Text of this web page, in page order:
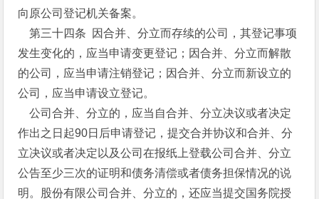
向原公司登记机关备案。
第三十四条 因合并、分立而存续的公司，其登记事项
发生变化的，应当申请变更登记；因合并、分立而解散
的公司，应当申请注销登记；因合并、分立而新设立的
公司，应当申请设立登记。
公司合并、分立的，应当自合并、分立决议或者决定
作出之日起90日后申请登记，提交合并协议和合并、分
立决议或者决定以及公司在报纸上登载公司合并、分立
公告至少三次的证明和债务清偿或者债务担保情况的说
明。股份有限公司合并、分立的，还应当提交国务院授